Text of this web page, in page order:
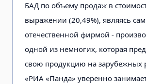
БАД по объему продаж в
выражении (20,49%), являясь
отечественной фирмой -
одной из немногих, которая
свою продукцию на зарубежных
«РИА «Панда» уверенно